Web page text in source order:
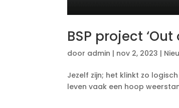
BSP project ‘Out
door admin | nov 2, 2023 |
Jezelf zijn; het klinkt zo
leven vaak een hoop